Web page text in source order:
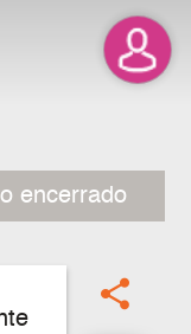
encerrado
share